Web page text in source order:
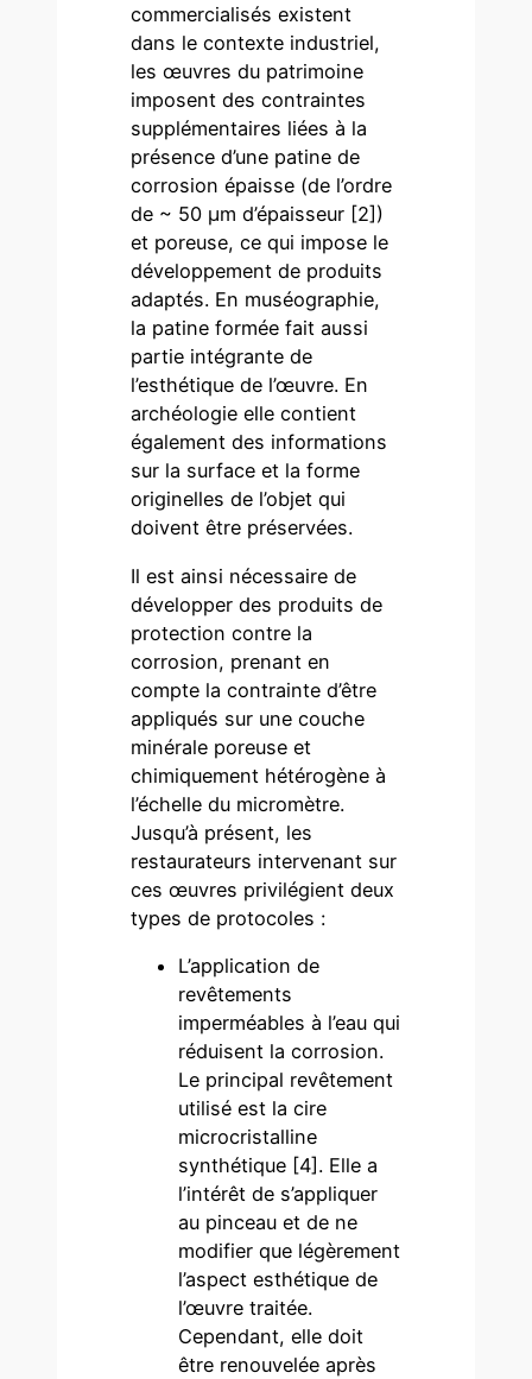
commercialisés existent
dans le contexte industriel,
les œuvres du patrimoine
imposent des contraintes
supplémentaires liées à la
présence d’une patine de
corrosion épaisse (de l’ordre
de ~ 50 µm d’épaisseur [2])
et poreuse, ce qui impose le
développement de produits
adaptés. En muséographie,
la patine formée fait aussi
partie intégrante de
l’esthétique de l’œuvre. En
archéologie elle contient
également des informations
sur la surface et la forme
originelles de l’objet qui
doivent être préservées.
Il est ainsi nécessaire de
développer des produits de
protection contre la
corrosion, prenant en
compte la contrainte d’être
appliqués sur une couche
minérale poreuse et
chimiquement hétérogène à
l’échelle du micromètre.
Jusqu’à présent, les
restaurateurs intervenant sur
ces œuvres privilégient deux
types de protocoles :
L’application de
revêtements
imperméables à l’eau qui
réduisent la corrosion.
Le principal revêtement
utilisé est la cire
microcristalline
synthétique [4]. Elle a
l’intérêt de s’appliquer
au pinceau et de ne
modifier que légèrement
l’aspect esthétique de
l’œuvre traitée.
Cependant, elle doit
être renouvelée après